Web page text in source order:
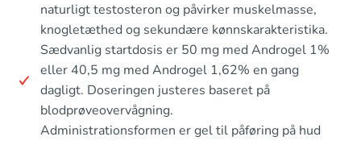
naturligt testosteron og påvirker muskelmasse,
knogletæthed og sekundære kønnskarakteristika.
Sædvanlig startdosis er 50 mg med Androgel 1%
eller 40,5 mg med Androgel 1,62% en gang
dagligt. Doseringen justeres baseret på
blodprøveovervågning.
Administrationsformen er gel til påføring på hud